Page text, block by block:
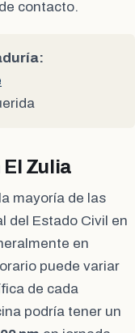
contacto.
Zulia
mayoría de las
del Estado Civil en
en
puede variar
de cada
podría tener un